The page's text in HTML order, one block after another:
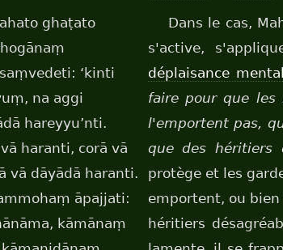
ghaṭato
‘kinti
na aggi
hareyyu’nti.
haranti, corā vā
vā dāyādā haranti.
āpajjati:
kāmānaṃ
Dans le cas,
s'active,
déplaisance
faire pour que les
l'emportent pas,
que des héritiers
protège et les
emportent, ou
héritiers